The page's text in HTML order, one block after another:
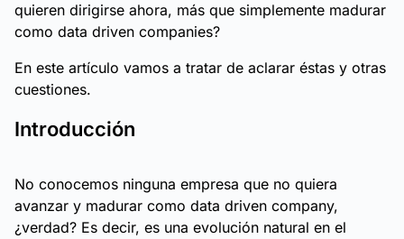
quieren dirigirse ahora, más que simplemente madurar
como data driven companies?
En este artículo vamos a tratar de aclarar éstas y otras
cuestiones.
Introducción
No conocemos ninguna empresa que no quiera
avanzar y madurar como data driven company,
¿verdad? Es decir, es una evolución natural en el